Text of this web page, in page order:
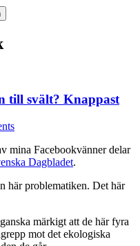
till svält? Knappast
mina Facebookvänner delar
Dagbladet.
här problematiken. Det här
märkigt att de här fyra
mot det ekologiska